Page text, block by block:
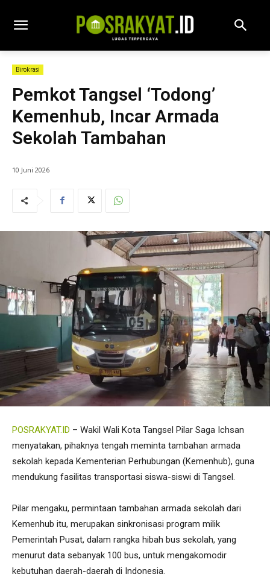
Birokrasi
Pemkot Tangsel ‘Todong’
Kemenhub, Incar Armada
Sekolah Tambahan
10 Juni 2026
POSRAKYAT.ID – Wakil Wali Kota Tangsel Pilar Saga Ichsan
menyatakan, pihaknya tengah meminta tambahan armada
sekolah kepada Kementerian Perhubungan (Kemenhub), guna
mendukung fasilitas transportasi siswa-siswi di Tangsel.
Pilar mengaku, permintaan tambahan armada sekolah dari
Kemenhub itu, merupakan sinkronisasi program milik
Pemerintah Pusat, dalam rangka hibah bus sekolah, yang
menurut data sebanyak 100 bus, untuk mengakomodir
kebutuhan daerah-daerah di Indonesia.